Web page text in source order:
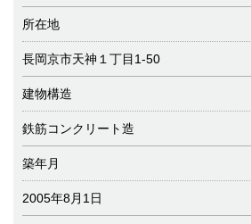
所在地
長岡京市天神１丁目1-50
建物構造
鉄筋コンクリート造
築年月
2005年8月1日